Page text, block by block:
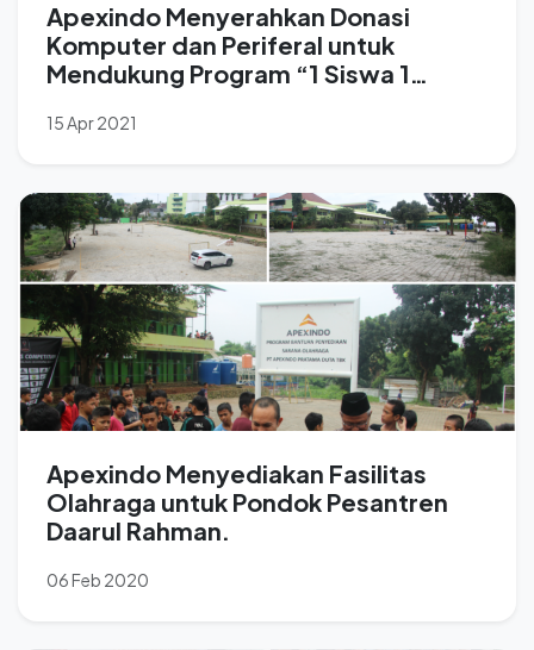
Apexindo Menyerahkan Donasi
Komputer dan Periferal untuk
Mendukung Program “1 Siswa 1
15 Apr 2021
Apexindo Menyediakan Fasilitas
Olahraga untuk Pondok Pesantren
Daarul Rahman.
06 Feb 2020